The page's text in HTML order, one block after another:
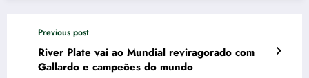
Previous post
River Plate vai ao Mundial reviragorado com
Gallardo e campeões do mundo